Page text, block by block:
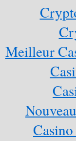
Meilleur